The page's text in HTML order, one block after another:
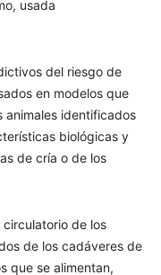
usada
del riesgo de
en modelos que
animales identificados
biológicas y
de cría o de los
de los
de los cadáveres de
que se alimentan,